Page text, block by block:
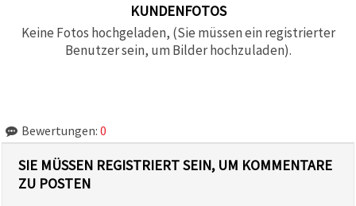
KUNDENFOTOS
Keine Fotos hochgeladen, (Sie müssen ein registrierter
Benutzer sein, um Bilder hochzuladen).
Bewertungen: 0
SIE MÜSSEN REGISTRIERT SEIN, UM KOMMENTARE
ZU POSTEN